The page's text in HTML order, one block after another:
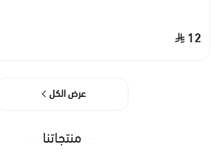
12
عرض الكل
منتجاتنا